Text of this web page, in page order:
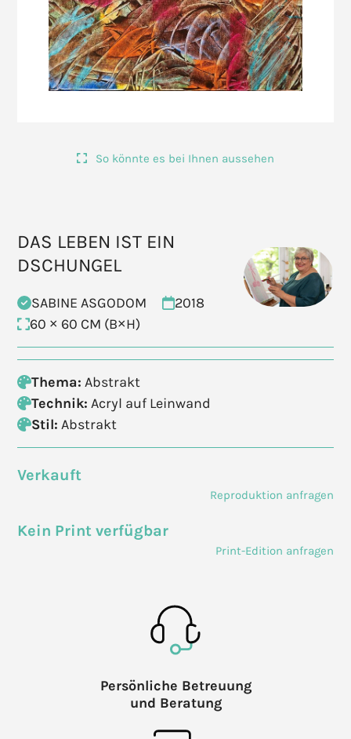
So könnte es bei Ihnen aussehen
DAS LEBEN IST EIN
DSCHUNGEL
SABINE ASGODOM
2018
60 × 60 CM (B×H)
Thema: Abstrakt
Technik: Acryl auf Leinwand
Stil: Abstrakt
Verkauft
Reproduktion anfragen
Kein Print verfügbar
Print-Edition anfragen
Persönliche Betreuung
und Beratung